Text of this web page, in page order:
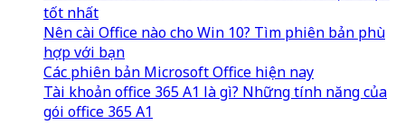
tốt nhất
Nên cài Office nào cho Win 10? Tìm phiên bản phù
hợp với bạn
Các phiên bản Microsoft Office hiện nay
Tài khoản office 365 A1 là gì? Những tính năng của
gói office 365 A1